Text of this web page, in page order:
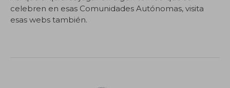
celebren en esas Comunidades Autónomas, visita
esas webs también.